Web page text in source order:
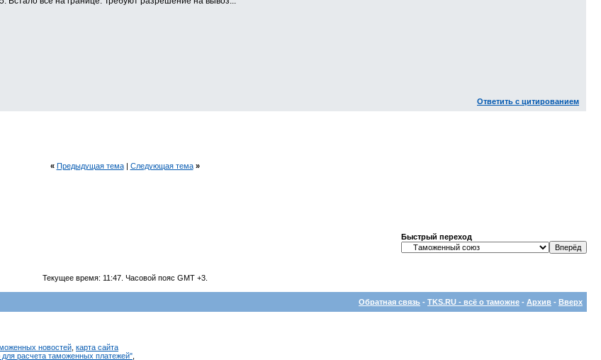
Ответить с цитированием
« Предыдущая тема| Следующая тема »
Быстрый переход
Текущее время: 11:47. Часовой пояс GMT +3.
Обратная связь - TKS.RU - всё о таможне - Архив - Вверх
новостей карта сайта
расчета таможенных платежей"